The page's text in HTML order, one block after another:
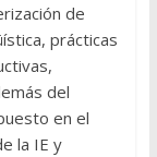
de
prácticas
del
en el
la IE y